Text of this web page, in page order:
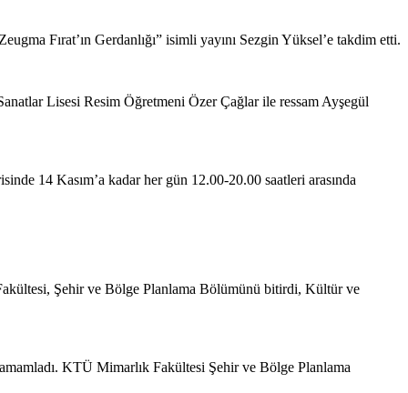
Fırat’ın Gerdanlığı” isimli yayını Sezgin Yüksel’e takdim etti.
Lisesi Resim Öğretmeni Özer Çağlar ile ressam Ayşegül
14 Kasım’a kadar her gün 12.00-20.00 saatleri arasında
Şehir ve Bölge Planlama Bölümünü bitirdi, Kültür ve
KTÜ Mimarlık Fakültesi Şehir ve Bölge Planlama